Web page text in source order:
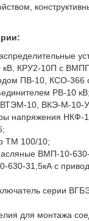
КРУ2-10П с
ПВ-10, КСО-366
РВ-10 кВ;
10, ВКЭ-М-10-
напряжения НКФ-
ТМ 100/10;
ВМП-10-
630-31,5кА с
серии
для монтажа